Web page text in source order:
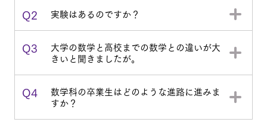
Q2 実験はあるのですか？
Q3 大学の数学と高校までの数学との違いが大
きいと聞きましたが。
Q4 数学科の卒業生はどのような進路に進みま
すか？